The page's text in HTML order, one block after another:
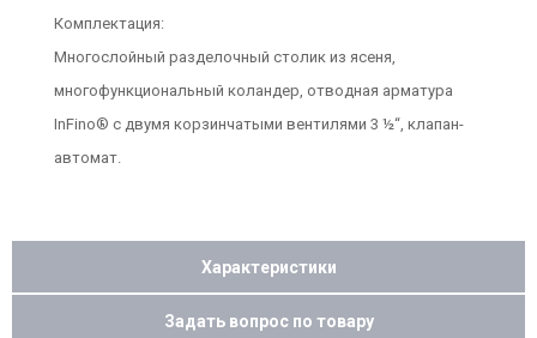
Комплектация:
Многослойный разделочный столик из ясеня,
многофункциональный коландер, отводная арматура
InFino® с двумя корзинчатыми вентилями 3 ½“, клапан-
автомат.
Характеристики
Задать вопрос по товару